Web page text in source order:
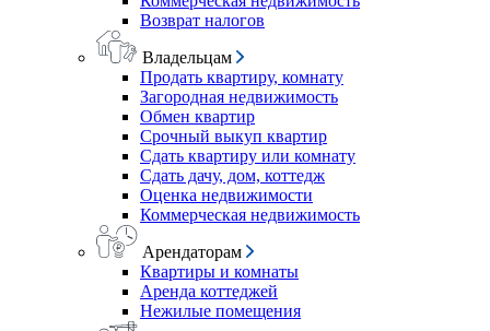
Возврат налогов
Владельцам
Продать квартиру, комнату
Загородная недвижимость
Обмен квартир
Срочный выкуп квартир
Сдать квартиру или комнату
Сдать дачу, дом, коттедж
Оценка недвижимости
Коммерческая недвижимость
Арендаторам
Квартиры и комнаты
Аренда коттеджей
Нежилые помещения